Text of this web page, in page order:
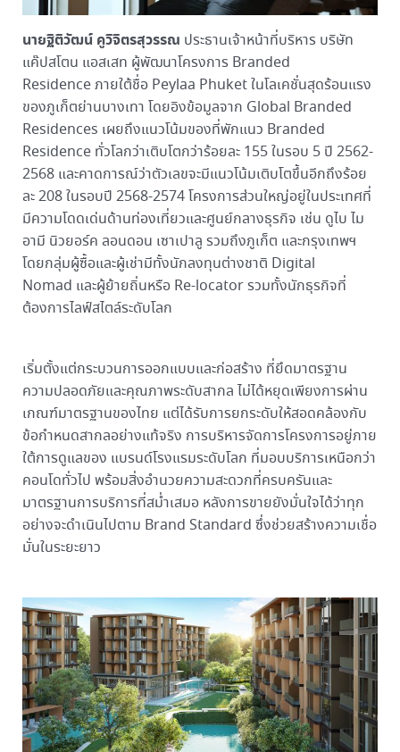
นายฐิติวัฒน์ คูวิจิตรสุวรรณ ประธานเจ้าหน้าที่บริหาร บริษัท
แค๊ปสโตน แอสเสท ผู้พัฒนาโครงการ Branded
Residence ภายใต้ชื่อ Peylaa Phuket ในโลเคชั่นสุดร้อนแรง
ของภูเก็ตย่านบางเทา โดยอิงข้อมูลจาก Global Branded
Residences เผยถึงแนวโน้มของที่พักแนว Branded
Residence ทั่วโลกว่าเติบโตกว่าร้อยละ 155 ในรอบ 5 ปี 2562-
2568 และคาดการณ์ว่าตัวเลขจะมีแนวโน้มเติบโตขึ้นอีกถึงร้อย
ละ 208 ในรอบปี 2568-2574 โครงการส่วนใหญ่อยู่ในประเทศที่
มีความโดดเด่นด้านท่องเที่ยวและศูนย์กลางธุรกิจ เช่น ดูไบ ไม
อามี นิวยอร์ค ลอนดอน เซาเปาลู รวมถึงภูเก็ต และกรุงเทพฯ
โดยกลุ่มผู้ซื้อและผู้เช่ามีทั้งนักลงทุนต่างชาติ Digital
Nomad และผู้ย้ายถิ่นหรือ Re-locator รวมทั้งนักธุรกิจที่
ต้องการไลฟ์สไตล์ระดับโลก
เริ่มตั้งแต่กระบวนการออกแบบและก่อสร้าง ที่ยึดมาตรฐาน
ความปลอดภัยและคุณภาพระดับสากล ไม่ได้หยุดเพียงการผ่าน
เกณฑ์มาตรฐานของไทย แต่ได้รับการยกระดับให้สอดคล้องกับ
ข้อกำหนดสากลอย่างแท้จริง การบริหารจัดการโครงการอยู่ภาย
ใต้การดูแลของ แบรนด์โรงแรมระดับโลก ที่มอบบริการเหนือกว่า
คอนโดทั่วไป พร้อมสิ่งอำนวยความสะดวกที่ครบครันและ
มาตรฐานการบริการที่สม่ำเสมอ หลังการขายยังมั่นใจได้ว่าทุก
อย่างจะดำเนินไปตาม Brand Standard ซึ่งช่วยสร้างความเชื่อ
มั่นในระยะยาว